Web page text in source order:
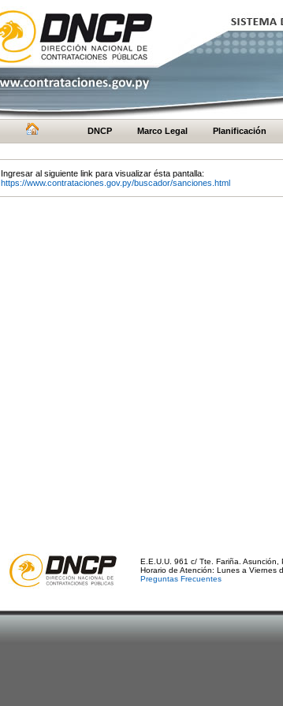
DNCP Marco Legal Planificación
Ingresar al siguiente link para visualizar ésta pantalla:
https://www.contrataciones.gov.py/buscador/sanciones.html
E.E.U.U. 961 c/ Tte. Fariña.
Horario de Atención: Lunes a Viernes
Preguntas Frecuentes